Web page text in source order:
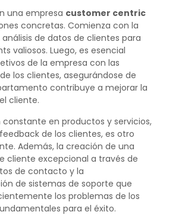
una empresa customer centric
concretas. Comienza con la
de datos de clientes para
valiosos. Luego, es esencial
de la empresa con las
los clientes, asegurándose de
contribuye a mejorar la
cliente.
constante en productos y servicios,
de los clientes, es otro
Además, la creación de una
cliente excepcional a través de
de contacto y la
de sistemas de soporte que
los problemas de los
para el éxito.